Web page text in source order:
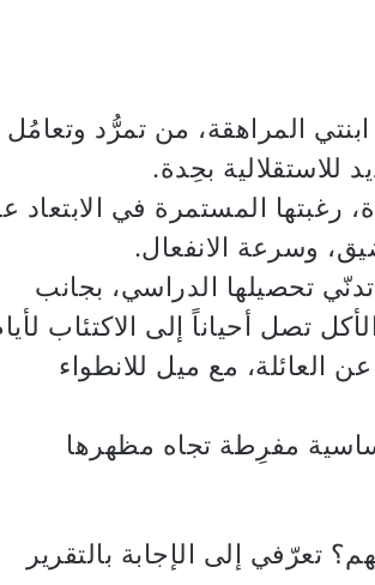
المراهقة، من تمرُّد وتعامُل
للاستقلالية بحِدة.
رغبتها المستمرة في الابتعاد
وسرعة الانفعال.
تحصيلها الدراسي، بجانب
تصل أحياناً إلى الاكتئاب
العائلة، مع ميل للانطواء
مفرِطة تجاه مظهرها
تعرّفي إلى الإجابة بالتقرير